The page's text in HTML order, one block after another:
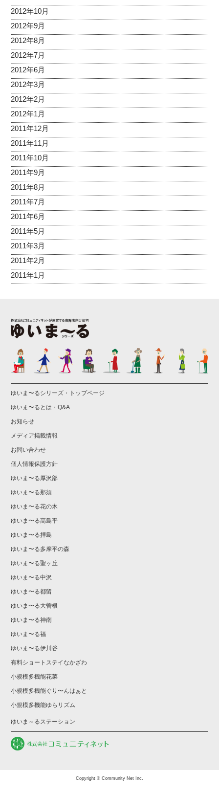
2012年10月
2012年9月
2012年8月
2012年7月
2012年6月
2012年3月
2012年2月
2012年1月
2011年12月
2011年11月
2011年10月
2011年9月
2011年8月
2011年7月
2011年6月
2011年5月
2011年3月
2011年2月
2011年1月
ゆいま〜るシリーズ・トップページ
ゆいま〜るとは・Q&A
お知らせ
メディア掲載情報
お問い合わせ
個人情報保護方針
ゆいま〜る厚沢部
ゆいま〜る那須
ゆいま〜る花の木
ゆいま〜る高島平
ゆいま〜る拝島
ゆいま〜る多摩平の森
ゆいま〜る聖ヶ丘
ゆいま〜る中沢
ゆいま〜る都留
ゆいま〜る大曽根
ゆいま〜る神南
ゆいま〜る福
ゆいま〜る伊川谷
有料ショートステイなかざわ
小規模多機能花菜
小規模多機能ぐり〜んはぁと
小規模多機能ゆらリズム
ゆいま～るステーション
Copyright © Community Net Inc.